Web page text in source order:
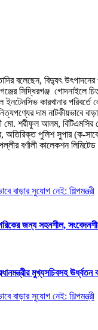
বলেছেন, বিদ্যুৎ
সিদ্ধিরগঞ্জ গোদনাইলে
ইনটেনসিভ কারখানার
দাম নাটকীয়ভাবে
মো. শরীফুল আলম,
পুলিশ সুপার (ক-
বর্ণালী কালেকশন
জন্য সহনশীল,
মুখ্যসচিবসহ ঊর্ধ্বতন